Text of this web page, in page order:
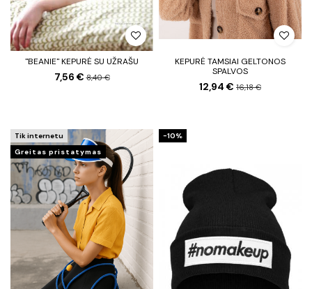
"BEANIE" KEPURĖ SU UŽRAŠU
7,56 €8,40 €
KEPURĖ TAMSIAI GELTONOS
SPALVOS
12,94 € 16,18 €
Tik internetu
Greitas pristatymas
−10%